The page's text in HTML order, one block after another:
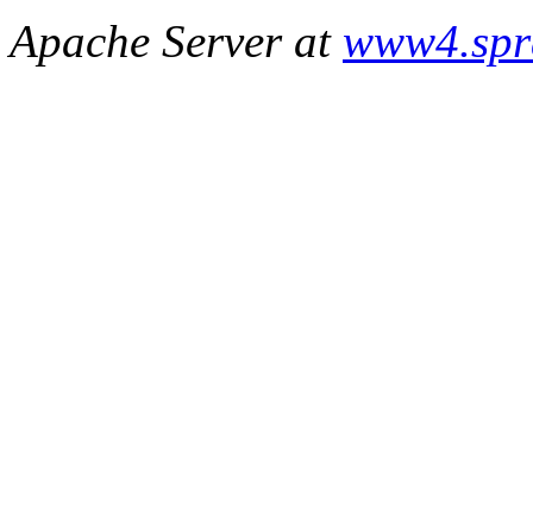
Apache Server at